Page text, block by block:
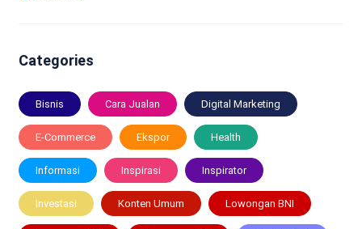
Categories
Bisnis Cara Jualan Digital Marketing
E-Commerce Ekspor Health
Informasi Inspirasi Inspirator
Investasi Konten Umum Lowongan BNI